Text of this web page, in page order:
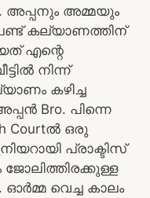
അപ്പനും അമ്മയും
കല്യാണത്തിന്
എന്റെ
നിന്ന്
കഴിച്ച
Bro. പിന്നെ
Courtൽ ഒരു
പ്രാക്ടിസ്
വെച്ച കാലം